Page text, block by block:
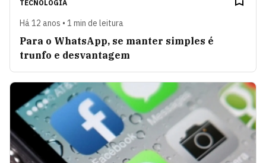
TECNOLOGIA
Há 12 anos • 1 min de leitura
Para o WhatsApp, se manter simples é
trunfo e desvantagem